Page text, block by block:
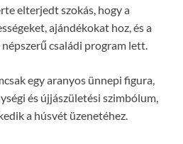
elterjedt szokás, hogy a
ajándékokat hoz, és a
családi program lett.
egy aranyos ünnepi figura,
és újjászületési szimbólum,
a húsvét üzenetéhez.